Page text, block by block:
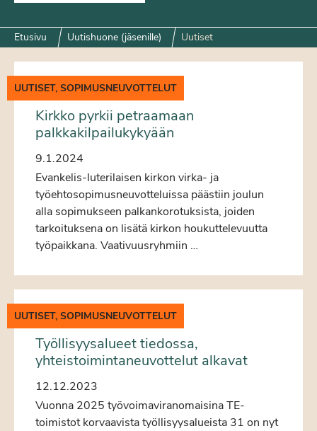
Etusivu Uutishuone (jäsenille) Uutiset
UUTISET, SOPIMUSNEUVOTTELUT
Kirkko pyrkii petraamaan
palkkakilpailukykyään
9.1.2024
Evankelis-luterilaisen kirkon virka- ja
työehtosopimusneuvotteluissa päästiin joulun
alla sopimukseen palkankorotuksista, joiden
tarkoituksena on lisätä kirkon houkuttelevuutta
työpaikkana. Vaativuusryhmiin …
UUTISET, SOPIMUSNEUVOTTELUT
Työllisyysalueet tiedossa,
yhteistoimintaneuvottelut alkavat
12.12.2023
Vuonna 2025 työvoimaviranomaisina TE-
toimistot korvaavista työllisyysalueista 31 on nyt